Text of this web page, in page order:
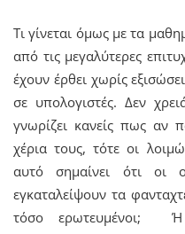
Τι γίνεται όμως με τα
από τις μεγαλύτερες
έχουν έρθει χωρίς
σε υπολογιστές. Δεν
γνωρίζει κανείς πως αν
χέρια τους, τότε οι
αυτό σημαίνει ότι οι
εγκαταλείψουν τα
τόσο ερωτευμένοι;